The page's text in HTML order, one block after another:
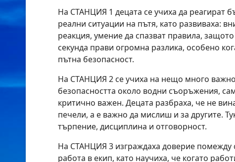
На СТАНЦИЯ 1 децата се учиха да реагират
реални ситуации на пътя, като развиваха:
реакция, умение да спазват правила,
секунда прави огромна разлика, особено
пътна безопасност.
На СТАНЦИЯ 2 се учиха на нещо много
безопасността около водни съоръжения,
критично важен. Децата разбраха, че не
печели, а е важно да мислиш и за другите.
търпение, дисциплина и отговорност.
На СТАНЦИЯ 3 изграждаха доверие помежду
работа в екип, като научиха, че когато